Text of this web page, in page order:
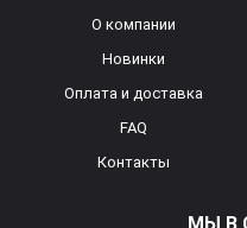
О компании
Новинки
Оплата и доставка
FAQ
Контакты